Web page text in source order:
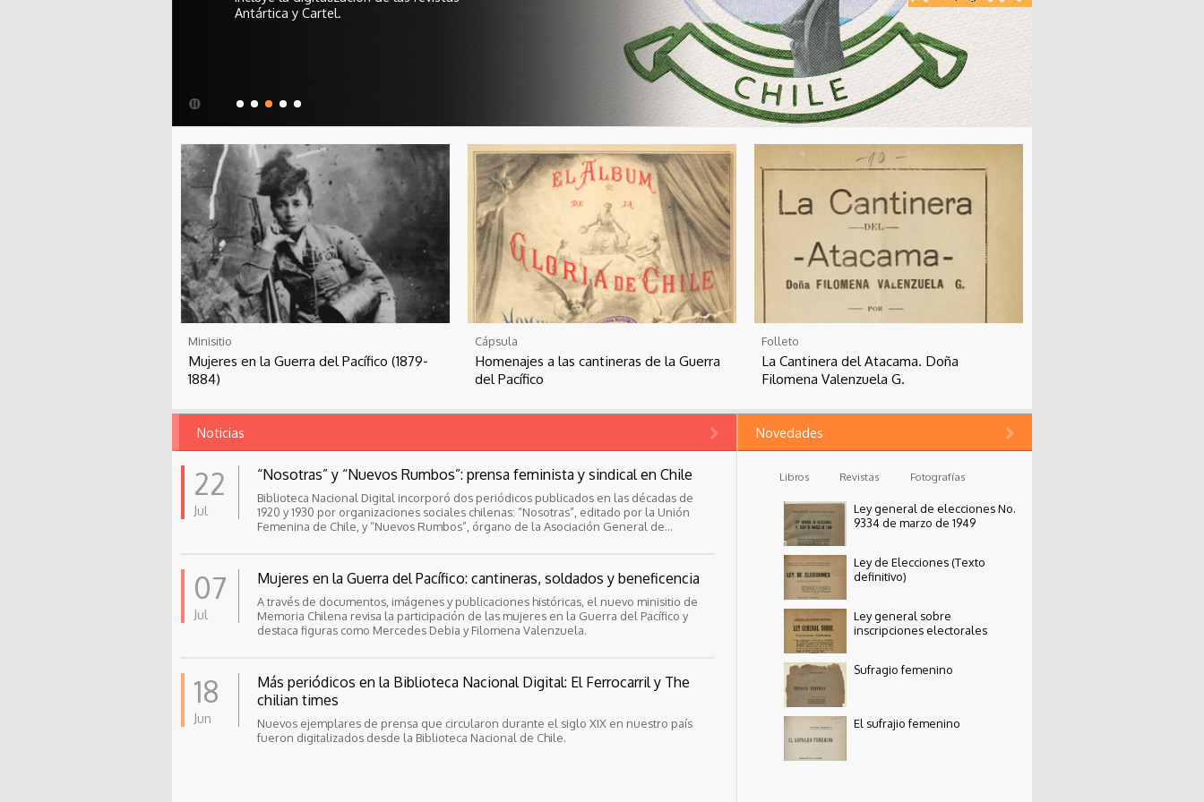
Antártica y Cartel.
Minisitio
Mujeres en la Guerra del Pacífico (1879-
1884)
Cápsula
Homenajes a las cantineras de la Guerra
del Pacífico
Folleto
La Cantinera del Atacama. Doña
Filomena Valenzuela G.
Noticias
22
Jul
“Nosotras” y “Nuevos Rumbos”: prensa feminista y sindical en Chile
Biblioteca Nacional Digital incorporó dos periódicos publicados en las décadas de
1920 y 1930 por organizaciones sociales chilenas: “Nosotras”, editado por la Unión
Femenina de Chile, y “Nuevos Rumbos”, órgano de la Asociación General de
07
Jul
Mujeres en la Guerra del Pacífico: cantineras, soldados y beneficencia
A través de documentos, imágenes y publicaciones históricas, el nuevo minisitio de
Memoria Chilena revisa la participación de las mujeres en la Guerra del Pacífico y
destaca figuras como Mercedes Debia y Filomena Valenzuela.
18
Jun
Más periódicos en la Biblioteca Nacional Digital: El Ferrocarril y The
chilian times
Nuevos ejemplares de prensa que circularon durante el siglo XIX en nuestro país
fueron digitalizados desde la Biblioteca Nacional de Chile.
Novedades
Libros Revistas Fotografías
Ley general de elecciones No.
9334 de marzo de 1949
Ley de Elecciones (Texto
definitivo)
Ley general sobre
inscripciones electorales
Sufragio femenino
El sufrajio femenino